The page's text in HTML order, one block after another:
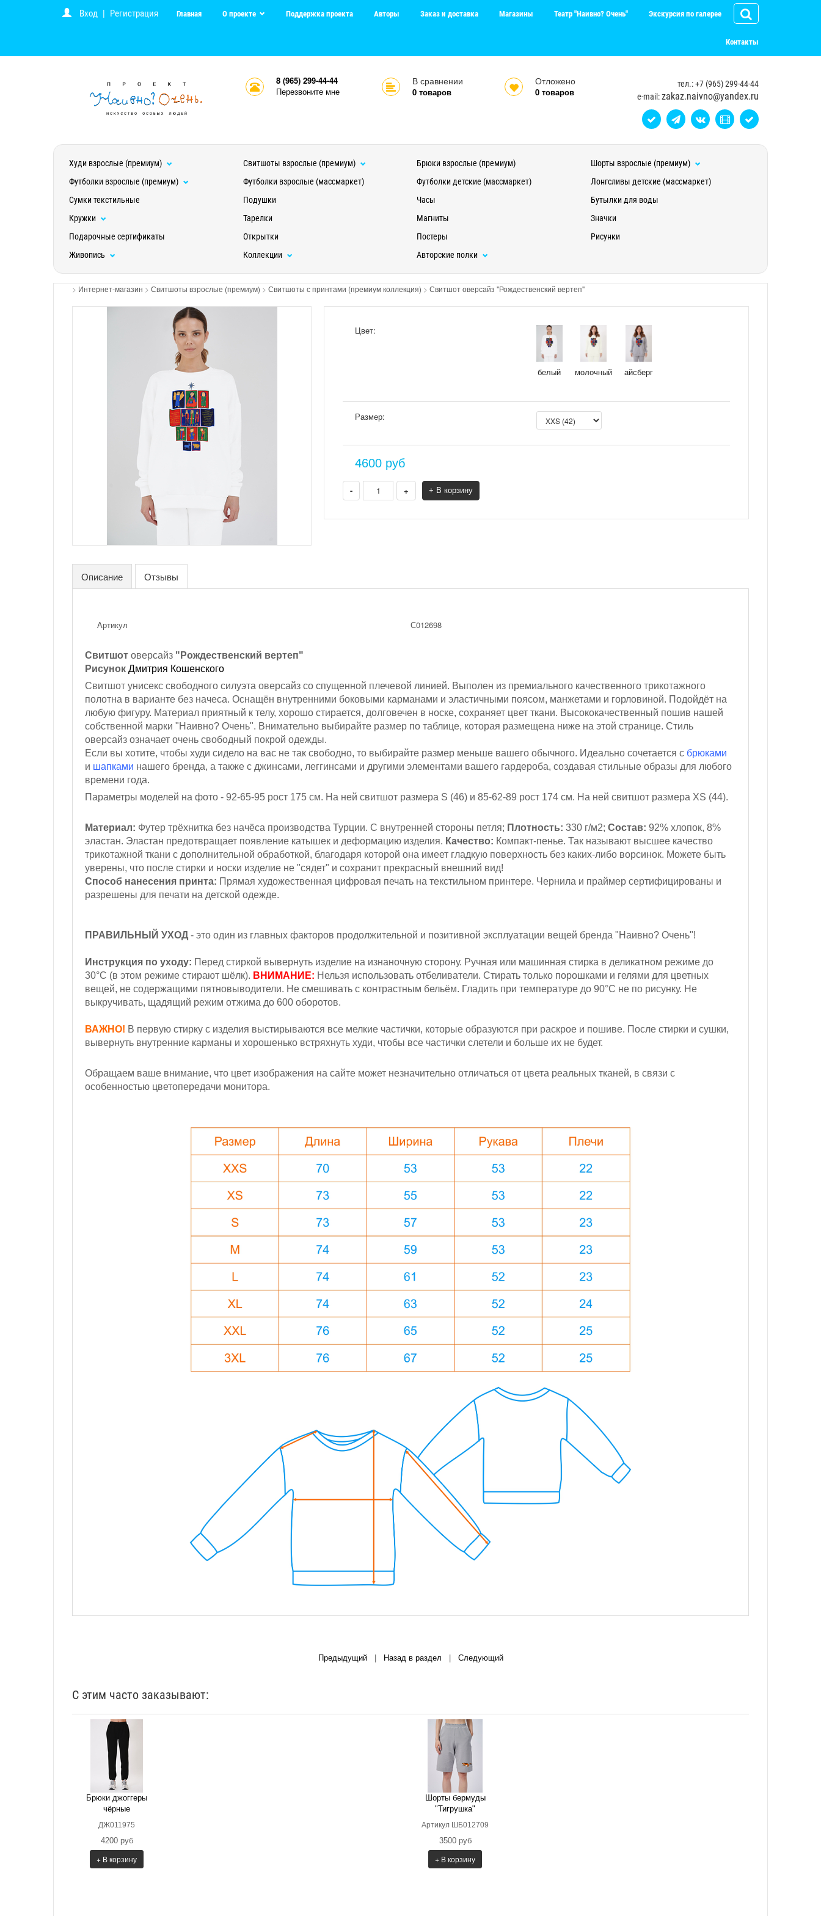
Вход | Регистрация Главная О проекте Поддержка проекта Авторы Заказ и доставка Магазины Театр "Наивно? Очень" Экскурсия по галерее
Контакты
8 (965) 299-44-44
Перезвоните мне
В сравнении
0товаров
Отложено
0 товаров
тел.: +7 (965) 299-44-44
e-mail:zakaz.naivno@yandex.ru
Худи взрослые (премиум) Свитшоты взрослые (премиум) Брюки взрослые (премиум)
Шорты взрослые (премиум)
Футболки взрослые (премиум)
Футболки взрослые (массмаркет) Футболки детские (массмаркет)
Лонгсливы детские (массмаркет)
Сумки текстильные
Подушки Часы
Бутылки для воды
Кружки
Тарелки Магниты
Значки
Подарочные сертификаты
Открытки Постеры
Рисунки
Живопись
Коллекции Авторские полки
> Интернет-магазин > Свитшоты взрослые (премиум) > Свитшоты с принтами (премиум коллекция) > Свитшот оверсайз "Рождественский вертеп"
Цвет:
белый молочный айсберг
Размер:
4600 руб
- + + В корзину
Описание Отзывы
Артикул С012698
Свитшот оверсайз "Рождественский вертеп"
Рисунок Дмитрия Кошенского
Свитшот унисекс свободного силуэта оверсайз со спущенной плечевой линией. Выполен из премиального качественного трикотажного
полотна в варианте без начеса. Оснащён внутренними боковыми карманами и эластичными поясом, манжетами и горловиной. Подойдёт на
любую фигуру. Материал приятный к телу, хорошо стирается, долговечен в носке, сохраняет цвет ткани. Высококачественный пошив нашей
собственной марки "Наивно? Очень". Внимательно выбирайте размер по таблице, которая размещена ниже на этой странице. Стиль
оверсайз означает очень свободный покрой одежды.
Если вы хотите, чтобы худи сидело на вас не так свободно, то выбирайте размер меньше вашего обычного. Идеально сочетается с брюками
и шапками нашего бренда, а также с джинсами, леггинсами и другими элементами вашего гардероба, создавая стильные образы для любого
времени года.
Параметры моделей на фото - 92-65-95 рост 175 см. На ней свитшот размера S (46) и 85-62-89 рост 174 см. На ней свитшот размера XS (44).
Материал: Футер трёхнитка без начёса производства Турции. С внутренней стороны петля; Плотность: 330 г/м2; Состав: 92% хлопок, 8%
эластан. Эластан предотвращает появление катышек и деформацию изделия. Качество: Компакт-пенье. Так называют высшее качество
трикотажной ткани с дополнительной обработкой, благодаря которой она имеет гладкую поверхность без каких-либо ворсинок. Можете быть
уверены, что после стирки и носки изделие не "сядет" и сохранит прекрасный внешний вид!
Способ нанесения принта: Прямая художественная цифровая печать на текстильном принтере. Чернила и праймер сертифицированы и
разрешены для печати на детской одежде.
ПРАВИЛЬНЫЙ УХОД - это один из главных факторов продолжительной и позитивной эксплуатации вещей бренда "Наивно? Очень"!
Инструкция по уходу: Перед стиркой вывернуть изделие на изнаночную сторону. Ручная или машинная стирка в деликатном режиме до
30°С (в этом режиме стирают шёлк). ВНИМАНИЕ: Нельзя использовать отбеливатели. Стирать только порошками и гелями для цветных
вещей, не содержащими пятновыводители. Не смешивать с контрастным бельём. Гладить при температуре до 90°С не по рисунку. Не
выкручивать, щадящий режим отжима до 600 оборотов.
ВАЖНО! В первую стирку с изделия выстирываются все мелкие частички, которые образуются при раскрое и пошиве. После стирки и сушки,
вывернуть внутренние карманы и хорошенько встряхнуть худи, чтобы все частички слетели и больше их не будет.
Обращаем ваше внимание, что цвет изображения на сайте может незначительно отличаться от цвета реальных тканей, в связи с
особенностью цветопередачи монитора.
Предыдущий| Назад в раздел Следующий
С этим часто заказывают:
Брюки джоггеры
чёрные
ДЖ011975
4200 руб
+ В корзину
Шорты бермуды
"Тигрушка"
Артикул ШБ012709
3500 руб
+ В корзину